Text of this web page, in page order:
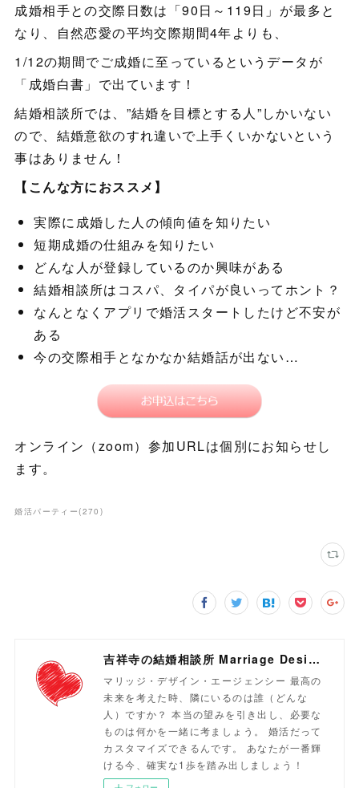
成婚相手との交際日数は「90日～119日」が最多と
なり、自然恋愛の平均交際期間4年よりも、
1/12の期間でご成婚に至っているというデータが
「成婚白書」で出ています！
結婚相談所では、”結婚を目標とする人”しかいない
ので、結婚意欲のすれ違いで上手くいかないという
事はありません！
【こんな方におススメ】
実際に成婚した人の傾向値を知りたい
短期成婚の仕組みを知りたい
どんな人が登録しているのか興味がある
結婚相談所はコスパ、タイパが良いってホント？
なんとなくアプリで婚活スタートしたけど不安が
ある
今の交際相手となかなか結婚話が出ない…
オンライン（zoom）参加URLは個別にお知らせし
ます。
婚活パーティー(270 )
吉祥寺の結婚相談所 Marriage Design Agency
マリッジ・デザイン・エージェンシー 最高の
未来を考えた時、隣にいるのは誰（どんな
人）ですか？ 本当の望みを引き出し、必要な
ものは何かを一緒に考ましょう。 婚活だって
カスタマイズできるんです。 あなたが一番輝
ける今、確実な1歩を踏み出しましょう！